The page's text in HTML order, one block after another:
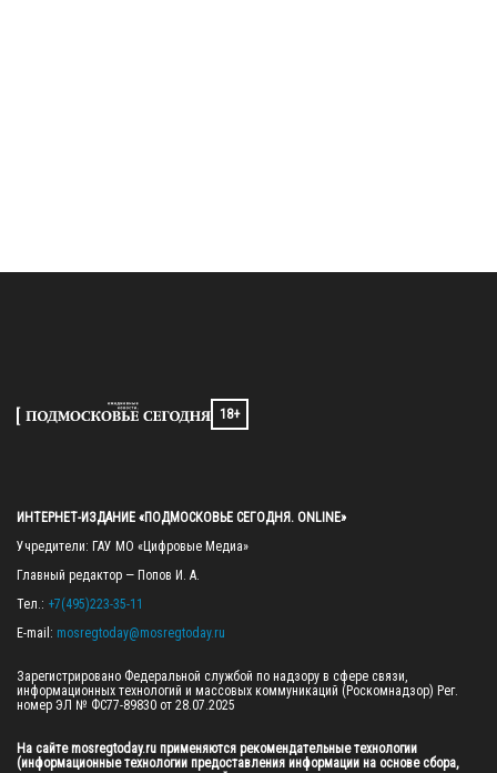
18+
ИНТЕРНЕТ-ИЗДАНИЕ «ПОДМОСКОВЬЕ СЕГОДНЯ. ONLINE»
Учредители: ГАУ МО «Цифровые Медиа»
Главный редактор — Попов И. А.
Тел.: +7(495)223-35-11
E-mail: mosregtoday@mosregtoday.ru
Зарегистрировано Федеральной службой по надзору в сфере связи,
информационных технологий и массовых коммуникаций (Роскомнадзор) Рег.
номер ЭЛ № ФС77-89830 от 28.07.2025
На сайте mosregtoday.ru применяются рекомендательные технологии
(информационные технологии предоставления информации на основе сбора,